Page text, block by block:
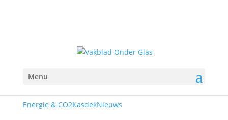
Menu
Energie & CO2KasdekNieuws